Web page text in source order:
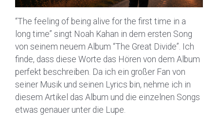
“The feeling of being alive for the first time in a
long time” singt Noah Kahan in dem ersten Song
von seinem neuem Album “The Great Divide”. Ich
finde, dass diese Worte das Hören von dem Album
perfekt beschreiben. Da ich ein großer Fan von
seiner Musik und seinen Lyrics bin, nehme ich in
diesem Artikel das Album und die einzelnen Songs
etwas genauer unter die Lupe.